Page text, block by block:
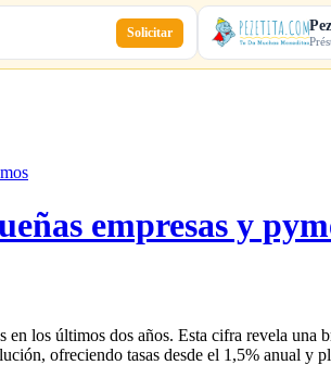
Solicitar
empresas y
ofreciendo tasas desde el 1,5% anual y